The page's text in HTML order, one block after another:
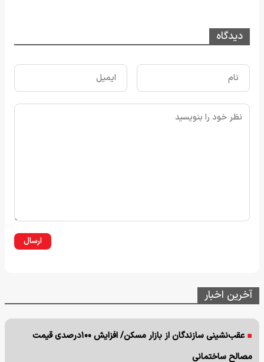
دیدگاه
ارسال
آخرین اخبار
عقب‌نشینی سازندگان از بازار مسکن/ افزایش ۱۰۰درصدی قیمت
مصالح ساختمانی